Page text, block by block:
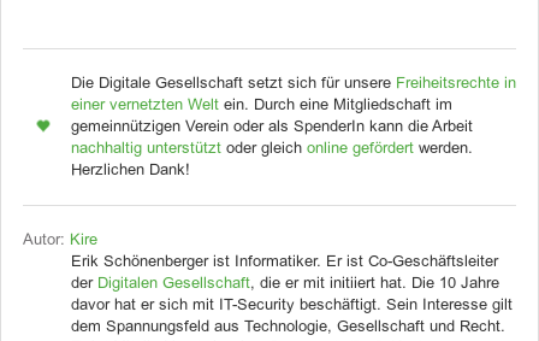
Die Digitale Gesellschaft setzt sich für unsere Freiheitsrechte in
einer vernetzten Welt ein. Durch eine Mitgliedschaft im
gemeinnützigen Verein oder als SpenderIn kann die Arbeit
nachhaltig unterstützt oder gleich online gefördert werden.
Herzlichen Dank!
Autor: Kire
Erik Schönenberger ist Informatiker. Er ist Co-Geschäftsleiter
der Digitalen Gesellschaft, die er mit initiiert hat. Die 10 Jahre
davor hat er sich mit IT-Security beschäftigt. Sein Interesse gilt
dem Spannungsfeld aus Technologie, Gesellschaft und Recht.